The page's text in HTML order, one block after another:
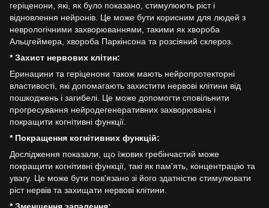
геріценони, які, як було показано, стимулюють ріст і
відновлення нейронів. Це може бути корисним для людей з
неврологічними захворюваннями, такими як хвороба
Альцгеймера, хвороба Паркінсона та розсіяний склероз.
* Захист нервових клітин:
Еринацини та геріценони також мають нейропротекторні
властивості, які допомагають захистити нервові клітини від
пошкоджень і загибелі. Це може допомогти сповільнити
прогресування нейродегенеративних захворювань і
покращити когнітивні функції.
* Покращення когнітивних функцій:
Дослідження показали, що їжовик гребінчастий може
покращити когнітивні функції, такі як пам'ять, концентрацію та
увагу. Це може бути пов'язано зі його здатністю стимулювати
ріст нервів та захищати нервові клітини.